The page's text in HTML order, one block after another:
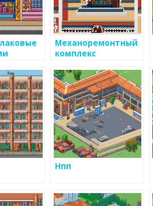
Механоремонтный
комплекс
Нпп